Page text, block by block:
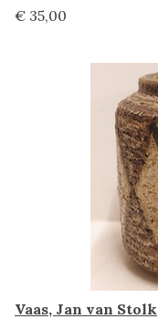
€ 35,00
Vaas, Jan van Stolk